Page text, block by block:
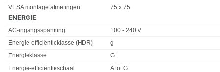
VESA montage afmetingen 75 x 75
ENERGIE
Eigenschap Waarde
AC-ingangsspanning
100 - 240 V
Energie-efficiëntieklasse (HDR)
g
Energieklasse
G
Energie-efficiëntieschaal
A tot G